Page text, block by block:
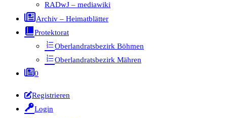
RADwJ – mediawiki
Archiv – Heimatblätter
Protektorat
Oberlandratsbezirk Böhmen
Oberlandratsbezirk Mähren
0
Registrieren
Login